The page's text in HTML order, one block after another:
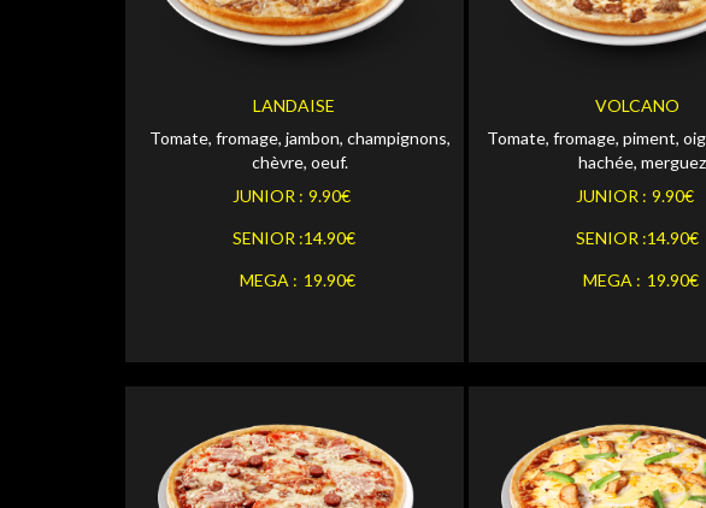
JUNIOR Personnaliser
MEGA Personnaliser
LANDAISE
Tomate, fromage, jambon, champignons,
chèvre, oeuf.
JUNIOR : 9.90€
SENIOR :14.90€
MEGA : 19.90€
JUNIOR
MEGA
VOLCANO
Tomate, fromage, piment,
hachée,
JUNIOR : 9.90€
SENIOR :14.90€
MEGA : 19.90€